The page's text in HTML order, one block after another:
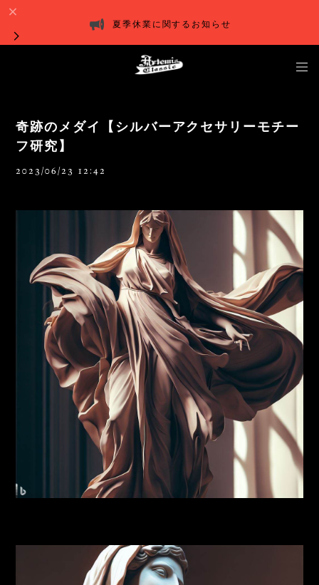
夏季休業に関するお知らせ
奇跡のメダイ【シルバーアクセサリーモチー
フ研究】
2023/06/23 12:42